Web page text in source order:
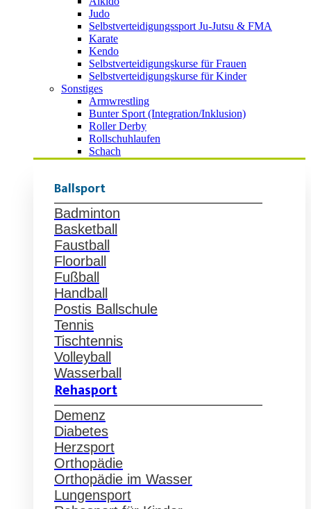
Judo
Selbstverteidigungssport Ju-Jutsu & FMA
Karate
Kendo
Selbstverteidigungskurse für Frauen
Selbstverteidigungskurse für Kinder
Sonstiges
Armwrestling
Bunter Sport (Integration/Inklusion)
Roller Derby
Rollschuhlaufen
Schach
Ballsport
Badminton
Basketball
Faustball
Floorball
Fußball
Handball
Postis Ballschule
Tennis
Tischtennis
Volleyball
Wasserball
Rehasport
Demenz
Diabetes
Herzsport
Orthopädie
Orthopädie im Wasser
Lungensport